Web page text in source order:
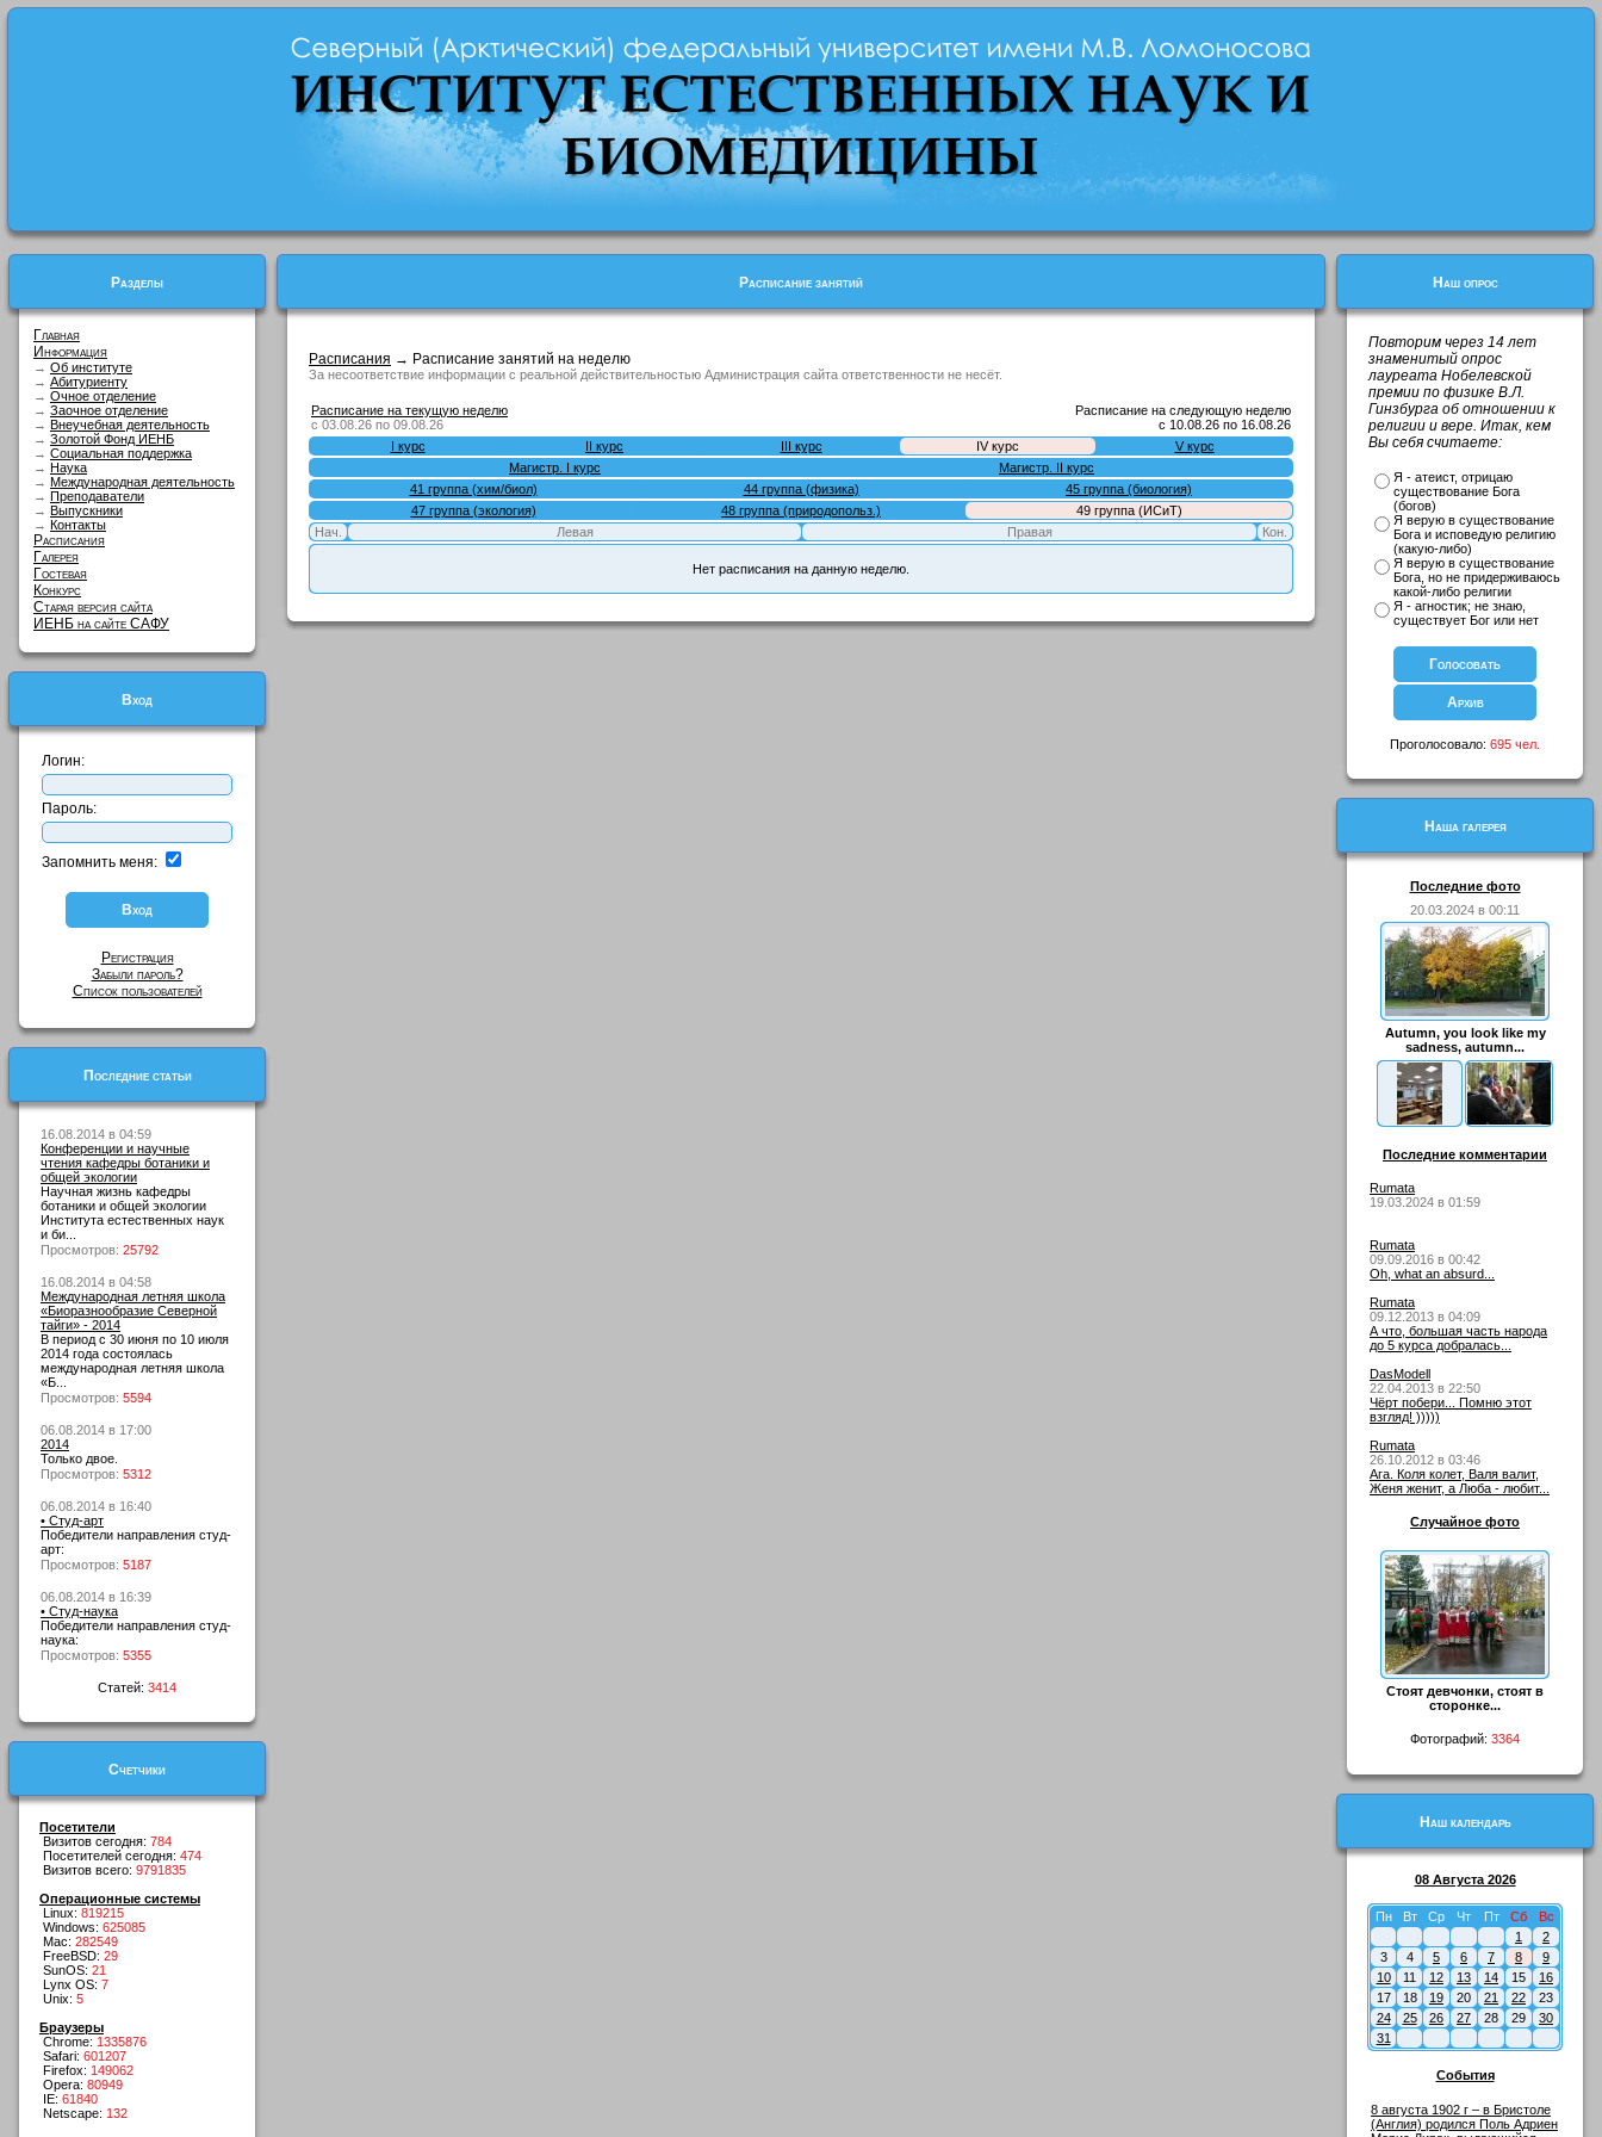
Разделы
Главная
Информация
→ Об институте
→ Абитуриенту
→ Очное отделение
→ Заочное отделение
→ Внеучебная деятельность
→ Золотой Фонд ИЕНБ
→ Социальная поддержка
→ Наука
→ Международная деятельность
→ Преподаватели
→ Выпускники
→ Контакты
Расписания
Галерея
Гостевая
Конкурс
Старая версия сайта
ИЕНБ на сайте САФУ
Вход
Логин:
Пароль:
Запомнить меня:
Регистрация
Забыли пароль?
Список пользователей
Последние статьи
16.08.2014 в 04:59
Конференции и научные
чтения кафедры ботаники и
общей экологии
Научная жизнь кафедры
ботаники и общей экологии
Института естественных наук
и би...
Просмотров: 25792
16.08.2014 в 04:58
Международная летняя школа
«Биоразнообразие Северной
тайги» - 2014
В период с 30 июня по 10 июля
2014 года состоялась
международная летняя школа
«Б...
Просмотров: 5594
06.08.2014 в 17:00
2014
Только двое.
Просмотров: 5312
06.08.2014 в 16:40
• Студ-арт
Победители направления студ-
арт:
Просмотров: 5187
06.08.2014 в 16:39
• Студ-наука
Победители направления студ-
наука:
Просмотров: 5355
Статей: 3414
Счетчики
Посетители
Визитов сегодня: 784
Посетителей сегодня: 474
Визитов всего: 9791835
Операционные системы
Linux: 819215
Windows: 625085
Mac: 282549
FreeBSD: 29
SunOS: 21
Lynx OS: 7
Unix: 5
Браузеры
Chrome: 1335876
Safari: 601207
Firefox: 149062
Opera: 80949
IE: 61840
Netscape: 132
Расписание занятий
Расписания → Расписание занятий на неделю
За несоответствие информации с реальной действительностью Администрация сайта ответственности не несёт.
Расписание на текущую неделю
с 03.08.26 по 09.08.26
Расписание на следующую неделю
с 10.08.26 по 16.08.26
I курс
II курс III курс IV курс
V курс
Магистр. I курс
Магистр. II курс
41 группа (хим/биол)
44 группа (физика)
45 группа (биология)
47 группа (экология)
48 группа (природопольз.)
49 группа (ИСиТ)
Нач.
Левая Правая Кон.
Нет расписания на данную неделю.
Наш опрос
Повторим через 14 лет
знаменитый опрос
лауреата Нобелевской
премии по физике В.Л.
Гинзбурга об отношении к
религии и вере. Итак, кем
Вы себя считаете:
Я - атеист, отрицаю
существование Бога
(богов)
Я верую в существование
Бога и исповедую религию
(какую-либо)
Я верую в существование
Бога, но не придерживаюсь
какой-либо религии
Я - агностик; не знаю,
существует Бог или нет
Проголосовало: 695 чел.
Наша галерея
Последние фото
20.03.2024 в 00:11
Autumn, you look like my
sadness, autumn...
Последние комментарии
Rumata
19.03.2024 в 01:59
Rumata
09.09.2016 в 00:42
Oh, what an absurd...
Rumata
09.12.2013 в 04:09
А что, большая часть народа
до 5 курса добралась...
DasModell
22.04.2013 в 22:50
Чёрт побери... Помню этот
взгляд! )))))
Rumata
26.10.2012 в 03:46
Ага. Коля колет, Валя валит,
Женя женит, а Люба - любит...
Случайное фото
Стоят девчонки, стоят в
сторонке...
Фотографий: 3364
Наш календарь
08 Августа 2026
Пн Вт Ср Чт Пт Сб
Вс
1
2
3
4 5 6 7 8
9
10
11 12 13 14 15
16
17
18 19 20 21 22
23
24
25 26 27 28 29
30
31
События
8 августа 1902 г – в Бристоле
(Англия) родился Поль Адриен